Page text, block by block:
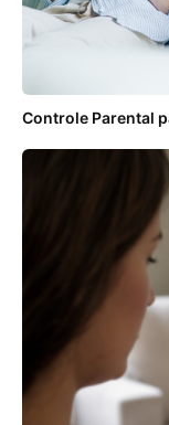
Controle Parental